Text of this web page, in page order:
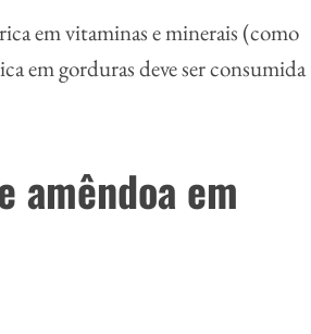
em vitaminas e minerais (como
em gorduras deve ser consumida
amêndoa em